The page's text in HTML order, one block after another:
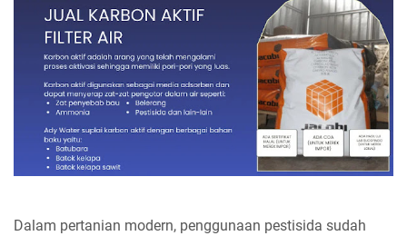
Dalam pertanian modern, penggunaan pestisida sudah